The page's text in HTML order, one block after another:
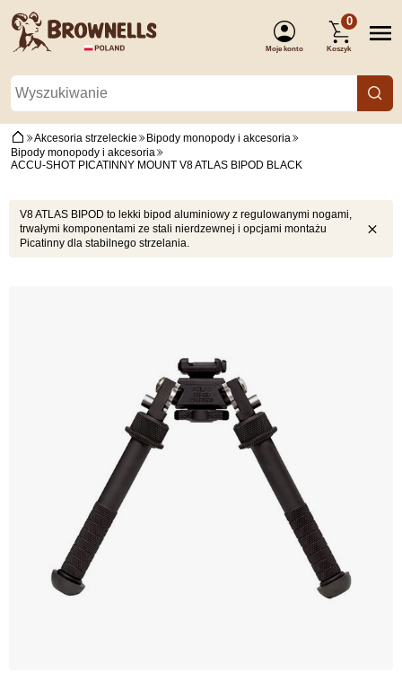
Moje konto
0
Koszyk
Akcesoria strzeleckie
Bipody monopody i akcesoria
Bipody monopody i akcesoria
ACCU-SHOT PICATINNY MOUNT V8 ATLAS BIPOD BLACK
V8 ATLAS BIPOD to lekki bipod aluminiowy z regulowanymi nogami,
trwałymi komponentami ze stali nierdzewnej i opcjami montażu
Picatinny dla stabilnego strzelania.